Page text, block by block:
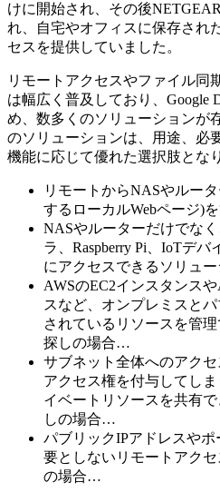
けに開始され、その後
れ、自宅やオフィスに保存され
セスを提供していました。
リモートアクセスやファイル同
は幅広く普及しており、Google
め、数多くのソリューションが
のソリューションは、用途、必
機能に応じて優れた選択肢とな
リモートからNASやルー
するローカルWebページ)
NASやルーターだけでな
ラ、Raspberry Pi、IoTデ
にアクセスできるソリュ
AWSのEC2インスタンス
スなど、オンプレミスと
されているリソースを管
探しの場合…
サブネット全体へのアク
アクセス権を付与してし
イベートリソースを共有
しの場合…
パブリックIPアドレスや
要としないリモートアク
の場合…